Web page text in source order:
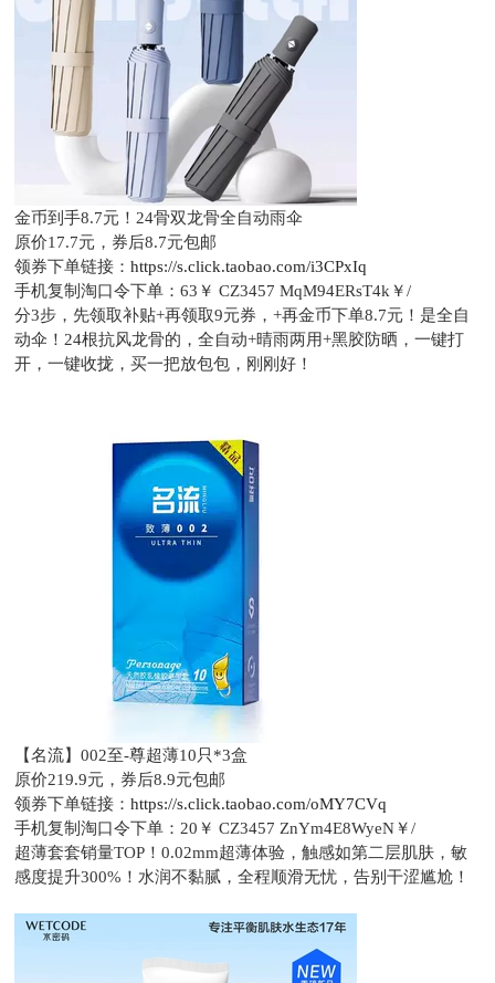
金币到手8.7元！24骨双龙骨全自动雨伞
原价17.7元， 券后8.7元包邮
领券下单链接：https://s.click.taobao.com/i3CPxIq
手机复制淘口令下单：63￥ CZ3457 MqM94ERsT4k￥/
分3步，先领取补贴+再领取9元券，+再金币下单8.7元！是全自
动伞！24根抗风龙骨的，全自动+晴雨两用+黑胶防晒，一键打
开，一键收拢，买一把放包包，刚刚好！
【名流】002至-尊超薄10只*3盒
原价219.9元， 券后8.9元包邮
领券下单链接：https://s.click.taobao.com/oMY7CVq
手机复制淘口令下单： 20￥ CZ3457 ZnYm4E8WyeN￥/
超薄套套销量TOP！0.02mm超薄体验‌，触感如第二层肌肤，敏
感度提升300%！水润不黏腻，全程顺滑无忧，告别干涩尴尬！